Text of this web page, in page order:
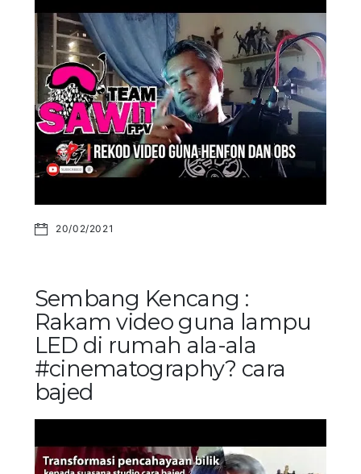
20/02/2021
Sembang Kencang :
Rakam video guna lampu
LED di rumah ala-ala
#cinematography? cara
bajed